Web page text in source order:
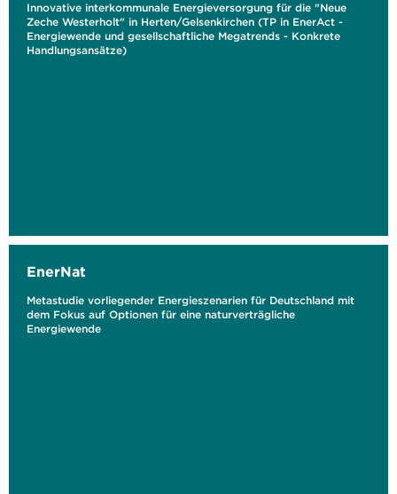
Innovative interkommunale Energieversorgung für die "Neue
Zeche Westerholt" in Herten/Gelsenkirchen (TP in EnerAct -
Energiewende und gesellschaftliche Megatrends - Konkrete
Handlungsansätze)
EnerNat
Metastudie vorliegender Energieszenarien für Deutschland mit
dem Fokus auf Optionen für eine naturverträgliche
Energiewende